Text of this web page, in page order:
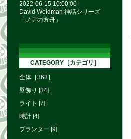
2022-06-15 10:00:00
David Weidman 神話シリーズ
「ノアの方舟」
CATEGORY［カテゴリ］
全体［363］
壁飾り [34]
ライト [7]
時計 [4]
プランター [9]